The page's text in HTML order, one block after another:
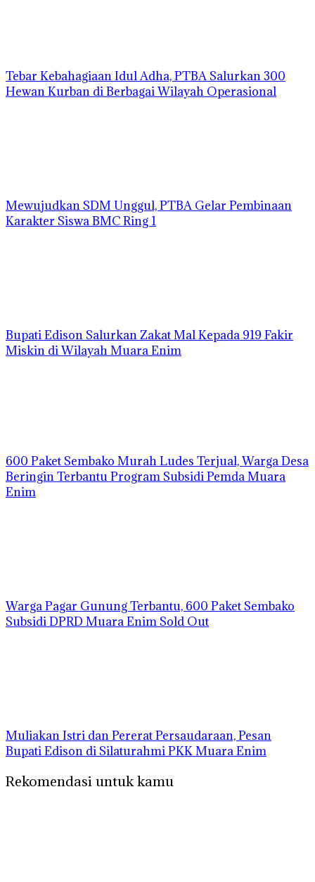
Tebar Kebahagiaan Idul Adha, PTBA Salurkan 300
Hewan Kurban di Berbagai Wilayah Operasional
Mewujudkan SDM Unggul, PTBA Gelar Pembinaan
Karakter Siswa BMC Ring 1
Bupati Edison Salurkan Zakat Mal Kepada 919 Fakir
Miskin di Wilayah Muara Enim
600 Paket Sembako Murah Ludes Terjual, Warga Desa
Beringin Terbantu Program Subsidi Pemda Muara
Enim
Warga Pagar Gunung Terbantu, 600 Paket Sembako
Subsidi DPRD Muara Enim Sold Out
Muliakan Istri dan Pererat Persaudaraan, Pesan
Bupati Edison di Silaturahmi PKK Muara Enim
Rekomendasi untuk kamu